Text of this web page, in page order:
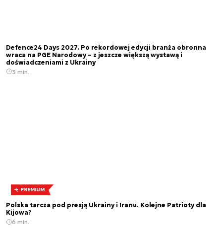
Defence24 Days 2027. Po rekordowej edycji branża obronna
wraca na PGE Narodowy – z jeszcze większą wystawą i
doświadczeniami z Ukrainy
3 min.
PREMIUM
Polska tarcza pod presją Ukrainy i Iranu. Kolejne Patrioty dla
Kijowa?
6 min.